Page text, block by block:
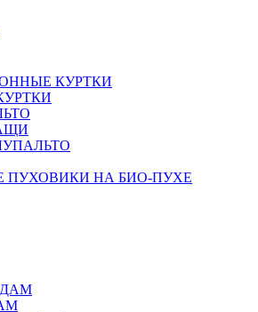
КУРТКИ
ПУХОВИКИ НА БИО-ПУХЕ